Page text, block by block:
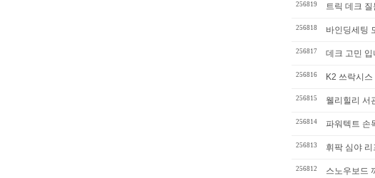
256819 트릭 데크
256818 바인딩세팅
256817 데크 고민 입
256816 K2 쓰락시
256815 웰리힐리 서
256814 파워텍트 손
256813 휘팍 심야
256812 스노우보드